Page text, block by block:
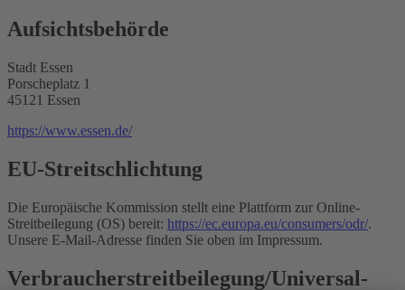
Aufsichtsbehörde
Stadt Essen
Porscheplatz 1
45121 Essen
https://www.essen.de/
EU-Streitschlichtung
Die Europäische Kommission stellt eine Plattform zur Online-
Streitbeilegung (OS) bereit: https://ec.europa.eu/consumers/odr/.
Unsere E-Mail-Adresse finden Sie oben im Impressum.
Verbraucher­streit­beilegung/Universal­